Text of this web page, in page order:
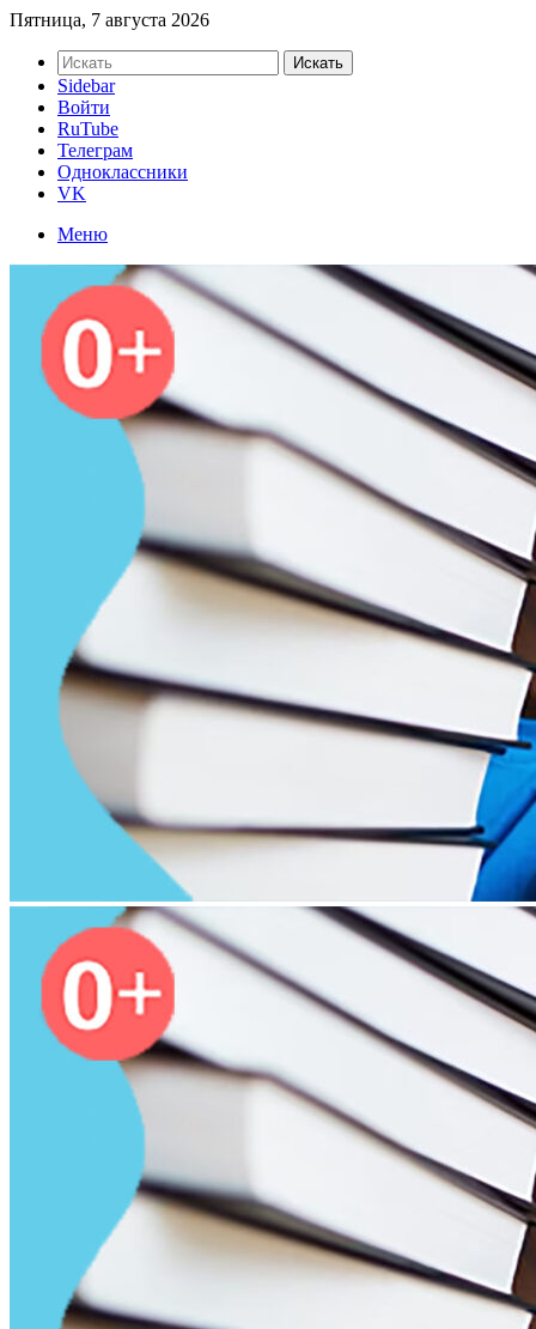
Пятница, 7 августа 2026
Искать
Sidebar
Войти
RuTube
Телеграм
Одноклассники
VK
Меню